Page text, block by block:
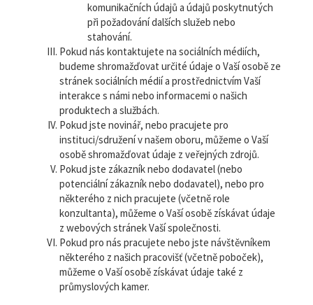
komunikačních údajů a údajů poskytnutých
při požadování dalších služeb nebo
stahování.
Pokud nás kontaktujete na sociálních médiích,
budeme shromažďovat určité údaje o Vaší osobě ze
stránek sociálních médií a prostřednictvím Vaší
interakce s námi nebo informacemi o našich
produktech a službách.
Pokud jste novinář, nebo pracujete pro
instituci/sdružení v našem oboru, můžeme o Vaší
osobě shromažďovat údaje z veřejných zdrojů.
Pokud jste zákazník nebo dodavatel (nebo
potenciální zákazník nebo dodavatel), nebo pro
některého z nich pracujete (včetně role
konzultanta), můžeme o Vaší osobě získávat údaje
z webových stránek Vaší společnosti.
Pokud pro nás pracujete nebo jste návštěvníkem
některého z našich pracovišť (včetně poboček),
můžeme o Vaší osobě získávat údaje také z
průmyslových kamer.